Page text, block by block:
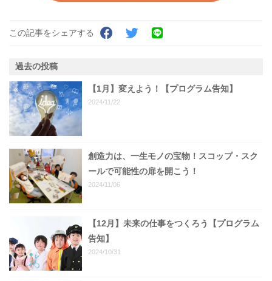
この記事をシェアする
過去の投稿
【1月】変えよう！【プログラム告知】
2024/11/22
創造力は、一生モノの宝物！スコップ・スク
ールで可能性の扉を開こう！
2024/11/06
【12月】未来の仕事をつくろう【プログラム
告知】
2024/10/31